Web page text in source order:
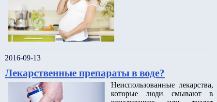
2016-09-13
Лекарственные препараты в воде?
Неиспользованные лекарства,
которые люди смывают в